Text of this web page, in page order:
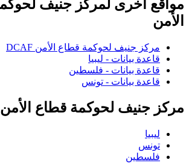
مواقع أخرى لمركز جنيف
الأمن
مركز جنيف لحوكمة قطاع الأمن DCAF
قاعدة بيانات - ليبيا
قاعدة بيانات - فلسطين
قاعدة بيانات - تونس
مركز جنيف لحوكمة قطاع الأمن
ليبيا
تونس
فلسطين